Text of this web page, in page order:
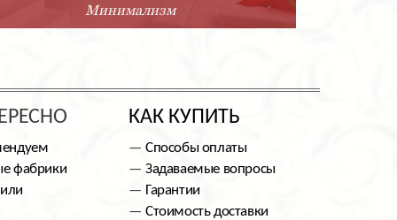
Минимализм
фабрики
КАК КУПИТЬ
Способы оплаты
Задаваемые вопросы
Гарантии
Стоимость доставки